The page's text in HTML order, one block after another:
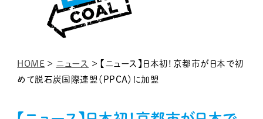
HOME > ニュース > 【ニュース】日本初！京都市が日本で初
めて脱石炭国際連盟（PPCA）に加盟